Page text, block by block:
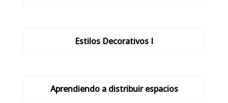
Estilos Decorativos I
Aprendiendo a distribuir espacios